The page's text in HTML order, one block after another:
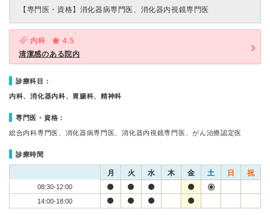
【専門医・資格】 消化器病専門医、消化器内視鏡専門医
内科
4.5
清潔感のある院内
診療科目：
内科、消化器内科、胃腸科、精神科
専門医・資格：
総合内科専門医、消化器病専門医、消化器内視鏡専門医、がん治療認定医
診療時間
月 火 水 木 金 土 日 祝
08:30-12:00
14:00-18:00